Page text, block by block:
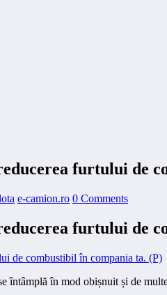
furtului de
e-camion.ro 0 Comments
furtului de
întâmplă în mod obișnuit și de